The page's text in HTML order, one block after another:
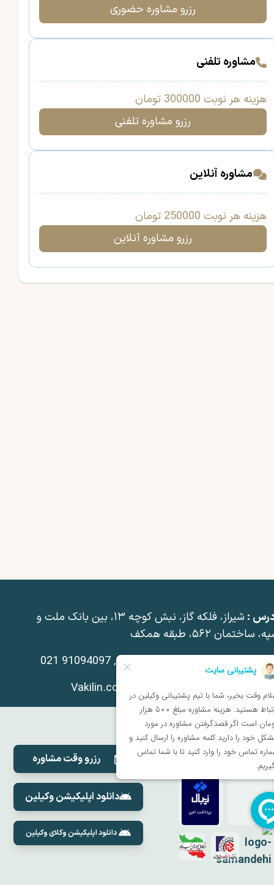
رزرو مشاوره حضوری
مشاوره تلفنی
هزینه هر نوبت 300000 تومان
رزرو مشاوره تلفنی
مشاوره آنلاین
هزینه هر نوبت 250000 تومان
رزرو مشاوره آنلاین
:
شیراز، فلکه گاز، نبش کوچه ۱۳، بین بانک ملت و
ساختمان ۵۶۲، طبقه همکف
021 91094097 , 071 91094097
ایمیل :
Vakilin.com@gmail.com
مشاوره آنلاین و
وکلای ایران
رزرو وقت مشاوره
دانلود اپلیکیشن وکیلین
دانلود اپلیکیشن وکلای وکیلین